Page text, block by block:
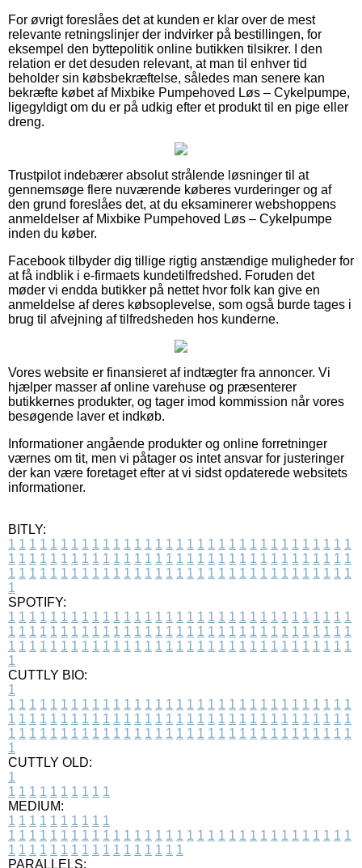
For øvrigt foreslåes det at kunden er klar over de mest
relevante retningslinjer der indvirker på bestillingen, for
eksempel den byttepolitik online butikken tilsikrer. I den
relation er det desuden relevant, at man til enhver tid
beholder sin købsbekræftelse, således man senere kan
bekræfte købet af Mixbike Pumpehoved Løs – Cykelpumpe,
ligegyldigt om du er på udkig efter et produkt til en pige eller
dreng.
Trustpilot indebærer absolut strålende løsninger til at
gennemsøge flere nuværende køberes vurderinger og af
den grund foreslåes det, at du eksaminerer webshoppens
anmeldelser af Mixbike Pumpehoved Løs – Cykelpumpe
inden du køber.
Facebook tilbyder dig tillige rigtig anstændige muligheder for
at få indblik i e-firmaets kundetilfredshed. Foruden det
møder vi endda butikker på nettet hvor folk kan give en
anmeldelse af deres købsoplevelse, som også burde tages i
brug til afvejning af tilfredsheden hos kunderne.
Vores website er finansieret af indtægter fra annoncer. Vi
hjælper masser af online varehuse og præsenterer
butikkernes produkter, og tager imod kommission når vores
besøgende laver et indkøb.
Informationer angående produkter og online forretninger
værnes om tit, men vi påtager os intet ansvar for justeringer
der kan være foretaget efter at vi sidst opdaterede websitets
informationer.
BITLY:
1 1 1 1 1 1 1 1 1 1 1 1 1 1 1 1 1 1 1 1 1 1 1 1 1 1 1 1 1 1 1 1 1
1 1 1 1 1 1 1 1 1 1 1 1 1 1 1 1 1 1 1 1 1 1 1 1 1 1 1 1 1 1 1 1 1
1 1 1 1 1 1 1 1 1 1 1 1 1 1 1 1 1 1 1 1 1 1 1 1 1 1 1 1 1 1 1 1 1
1
SPOTIFY:
1 1 1 1 1 1 1 1 1 1 1 1 1 1 1 1 1 1 1 1 1 1 1 1 1 1 1 1 1 1 1 1 1
1 1 1 1 1 1 1 1 1 1 1 1 1 1 1 1 1 1 1 1 1 1 1 1 1 1 1 1 1 1 1 1 1
1 1 1 1 1 1 1 1 1 1 1 1 1 1 1 1 1 1 1 1 1 1 1 1 1 1 1 1 1 1 1 1 1
1
CUTTLY BIO:
1
1 1 1 1 1 1 1 1 1 1 1 1 1 1 1 1 1 1 1 1 1 1 1 1 1 1 1 1 1 1 1 1 1
1 1 1 1 1 1 1 1 1 1 1 1 1 1 1 1 1 1 1 1 1 1 1 1 1 1 1 1 1 1 1 1 1
1 1 1 1 1 1 1 1 1 1 1 1 1 1 1 1 1 1 1 1 1 1 1 1 1 1 1 1 1 1 1 1 1
1
CUTTLY OLD:
1
1 1 1 1 1 1 1 1 1 1
MEDIUM:
1 1 1 1 1 1 1 1 1 1
1 1 1 1 1 1 1 1 1 1 1 1 1 1 1 1 1 1 1 1 1 1 1 1 1 1 1 1 1 1 1 1 1
1 1 1 1 1 1 1 1 1 1 1 1 1 1 1 1 1
PARALLELS: